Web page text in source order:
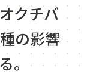
クチバ
の影響
。